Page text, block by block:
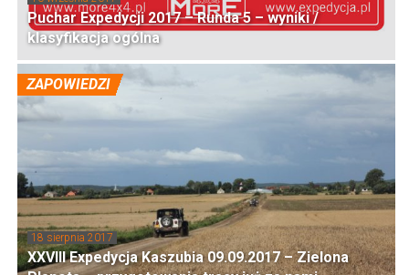
Puchar Expedycji 2017 – Runda 5 – wyniki /
klasyfikacja ogólna
ZAPOWIEDZI
18 sierpnia 2017
XXVIII Expedycja Kaszubia 09.09.2017 – Zielona